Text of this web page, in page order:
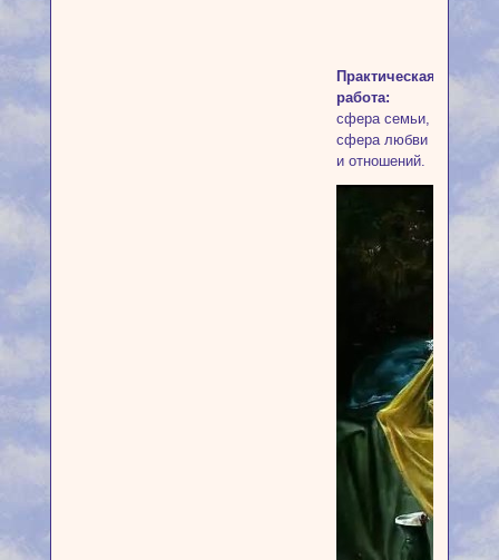
Практическая
работа:
сфера семьи,
сфера любви
и отношений.